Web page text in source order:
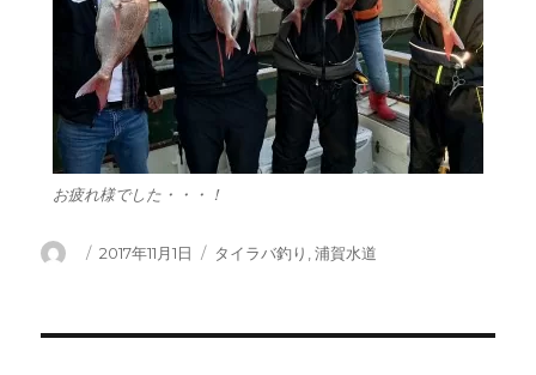
お疲れ様でした・・・！
投 投
2017年11月1日
カ
タイラバ釣り ,浦賀水道